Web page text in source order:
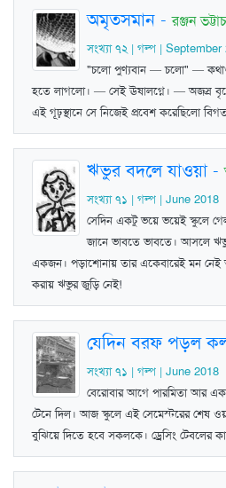
অমৃতসমান -রঞ্জন
সংখ্যা ৭২ | গল্প | September
"চলো পুণ্যবান — চলো" —
হতে লাগলো। — সেই ঊষালগ্নে। — অজস্র
এই গূঢ়স্থানে সে নিজেই প্রবেশ করেছিলো
ঋভুর বদলে যাওয়া-
সংখ্যা ৭১ | গল্প | June 2018
সেদিন একটু ভয়ে ভয়েই স্কুলে
জানে ভাবতে ভাবতে। আসলে ঋভু
একজন। পড়াশোনায় তার একেবারেই মন
করায় ঋভুর জুড়ি নেই!
যেদিন বরফ পড়ল
সংখ্যা ৭১ | গল্প | June 2018
বেরোবার আগে পারমিতা আর
টেনে দিল। আজ স্কুলে এই সেমেস্টরের শেষ
বুঝিয়ে দিতে হবে সকলকে। ড্রেসিং টেবলের